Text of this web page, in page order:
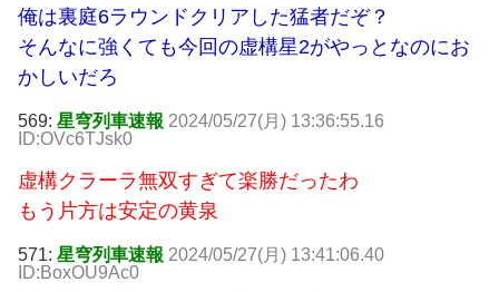
俺は裏庭6ラウンドクリアした猛者だぞ？
そんなに強くても今回の虚構星2がやっとなのにお
かしいだろ
569: 星穹列車速報 2024/05/27(月) 13:36:55.16
ID:OVc6TJsk0
虚構クラーラ無双すぎて楽勝だったわ
もう片方は安定の黄泉
571: 星穹列車速報 2024/05/27(月) 13:41:06.40
ID:BoxOU9Ac0